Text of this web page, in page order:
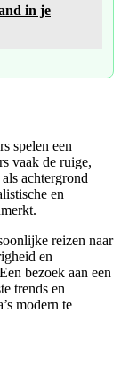
in je
spelen een
vaak de ruige,
achtergrond
en
reizen naar
en
bezoek aan een
trends en
modern te